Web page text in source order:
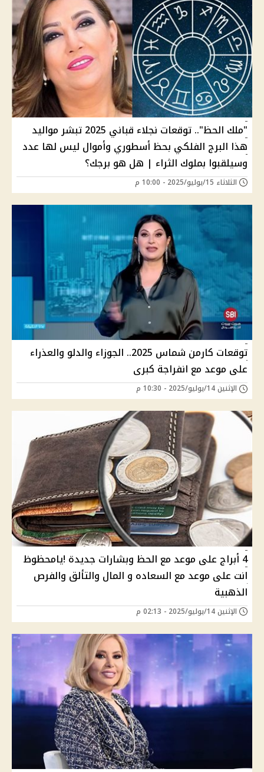
"ملك الحظ".. توقعات نجلاء قباني 2025 تبشر مواليد
هذا البرج الفلكي بحظ أسطوري وأموال ليس لها عدد
وسيلقبوا بملوك الثراء | هل هو برجك؟
الثلاثاء 15/يوليو/2025 - 10:00 م
توقعات كارمن شماس 2025.. الجوزاء والدلو والعذراء
على موعد مع انفراجة كبرى
الإثنين 14/يوليو/2025 - 10:30 م
4 أبراج على موعد مع الحظ وبشارات جديدة !يامحظوظ
انت على موعد مع السعاده و المال والتألق والفرص
الذهبية
الإثنين 14/يوليو/2025 - 02:13 م